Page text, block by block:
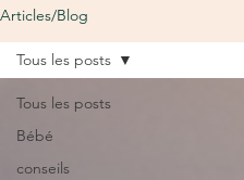
Articles/Blog
Tous les posts
Bébé
conseils
Tous les posts